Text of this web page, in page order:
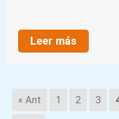
Leer más
« Ant 1 2 3